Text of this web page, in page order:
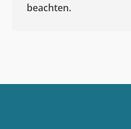
beachten.